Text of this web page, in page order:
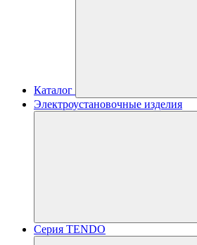
Каталог
Электроустановочные изделия
Серия TENDO